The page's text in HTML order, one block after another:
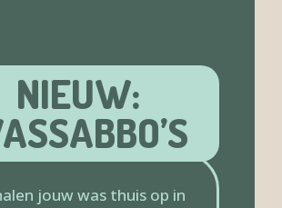
NIEUW:
jouw was thuis op in